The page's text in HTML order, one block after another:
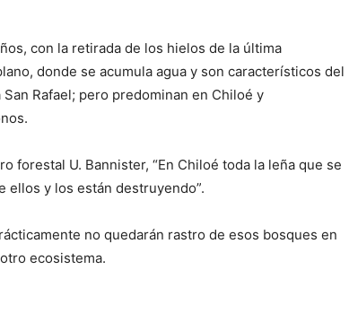
con la retirada de los hielos de la última
donde se acumula agua y son característicos del
Rafael; pero predominan en Chiloé y
forestal U. Bannister, “En Chiloé toda la leña que se
ellos y los están destruyendo”.
no quedarán rastro de esos bosques en
ecosistema.